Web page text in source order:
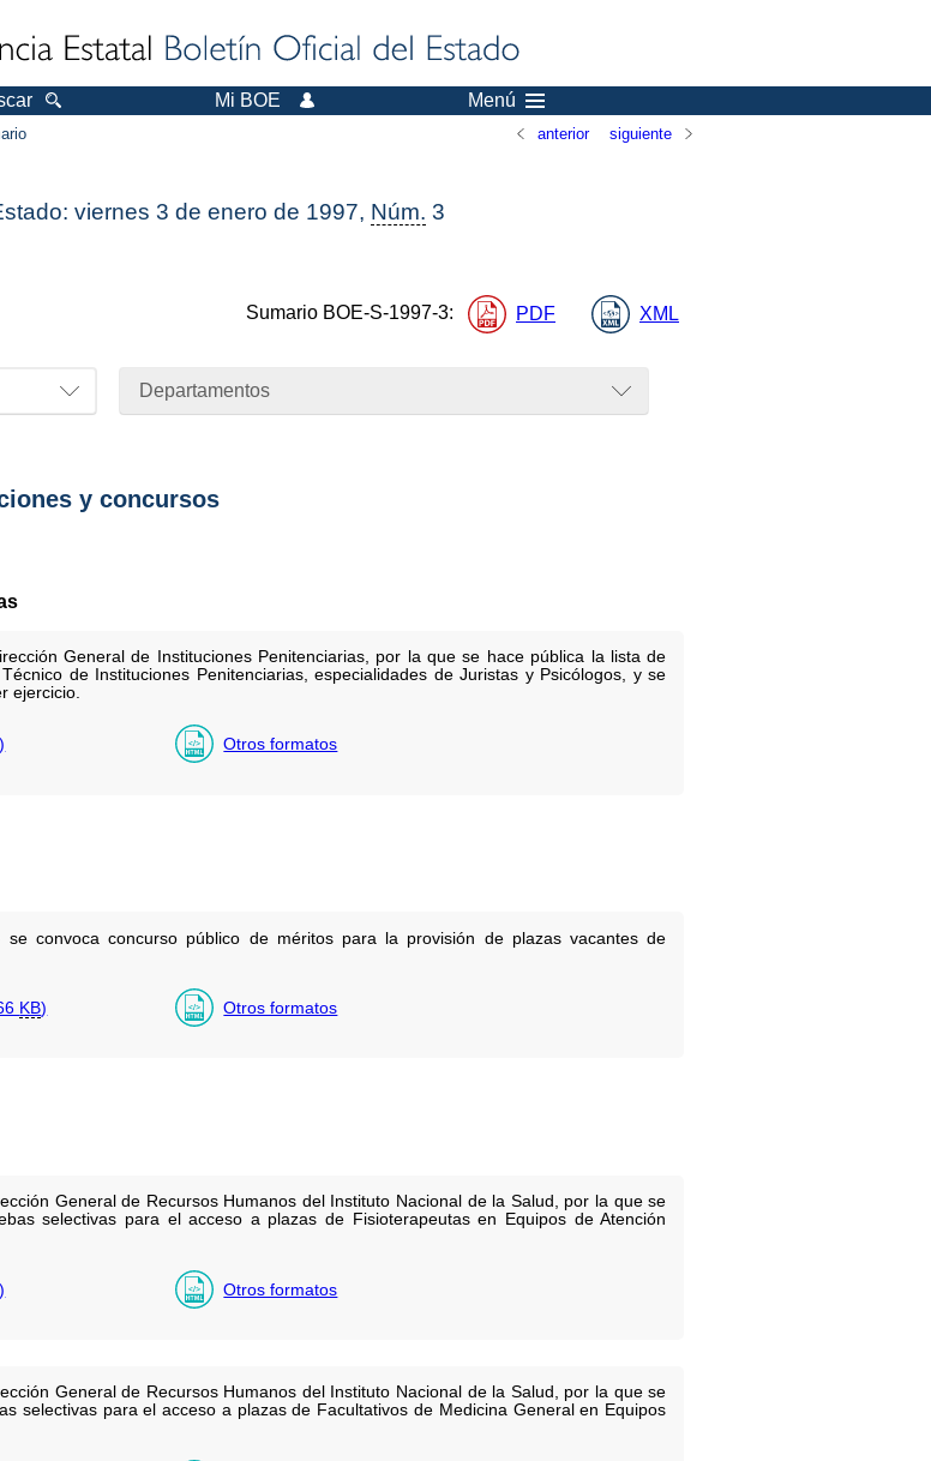
Mi BOE Menú
anterior siguiente
viernes 3 de enero de 1997, Núm. 3
Sumario BOE-S-1997-3: PDF XML
Departamentos
y concursos
General de Instituciones Penitenciarias, por la que se hace pública la lista de
de Instituciones Penitenciarias, especialidades de Juristas y Psicólogos, y se
ejercicio.
) Otros formatos
convoca concurso público de méritos para la provisión de plazas vacantes de
KB) Otros formatos
General de Recursos Humanos del Instituto Nacional de la Salud, por la que se
selectivas para el acceso a plazas de Fisioterapeutas en Equipos de Atención
) Otros formatos
General de Recursos Humanos del Instituto Nacional de la Salud, por la que se
selectivas para el acceso a plazas de Facultativos de Medicina General en Equipos